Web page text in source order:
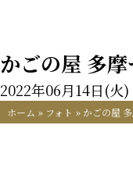
かごの屋 多
2022年06月14日(火)
ホーム » フォト » かごの屋